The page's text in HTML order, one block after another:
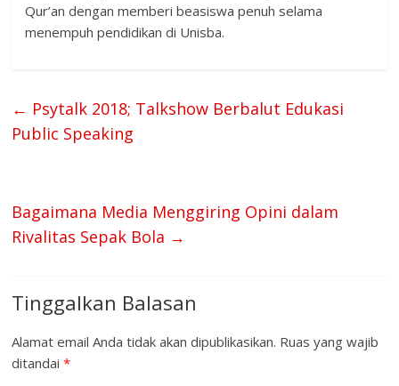
Qur’an dengan memberi beasiswa penuh selama
menempuh pendidikan di Unisba.
← Psytalk 2018; Talkshow Berbalut Edukasi
Public Speaking
Bagaimana Media Menggiring Opini dalam
Rivalitas Sepak Bola →
Tinggalkan Balasan
Alamat email Anda tidak akan dipublikasikan. Ruas yang wajib
ditandai*